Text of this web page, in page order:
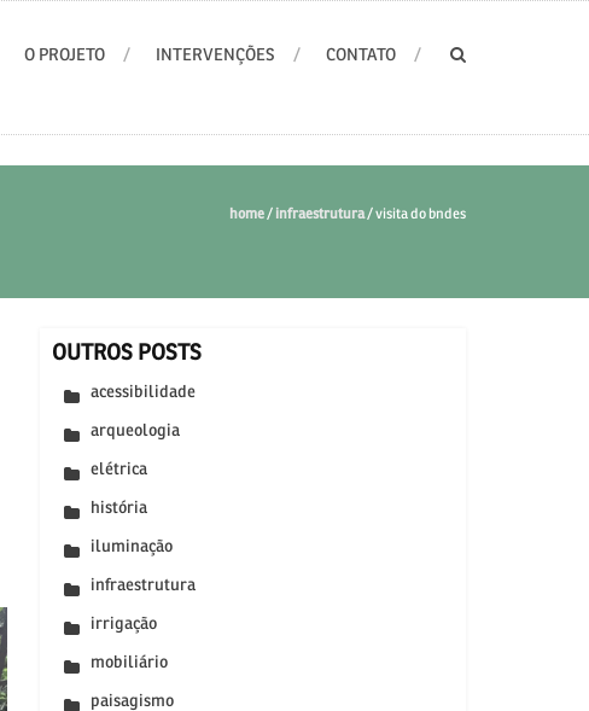
O PROJETO INTERVENÇÕES CONTATO
home/ infraestrutura/visita do bndes
OUTROS POSTS
acessibilidade
arqueologia
elétrica
história
iluminação
infraestrutura
irrigação
mobiliário
paisagismo